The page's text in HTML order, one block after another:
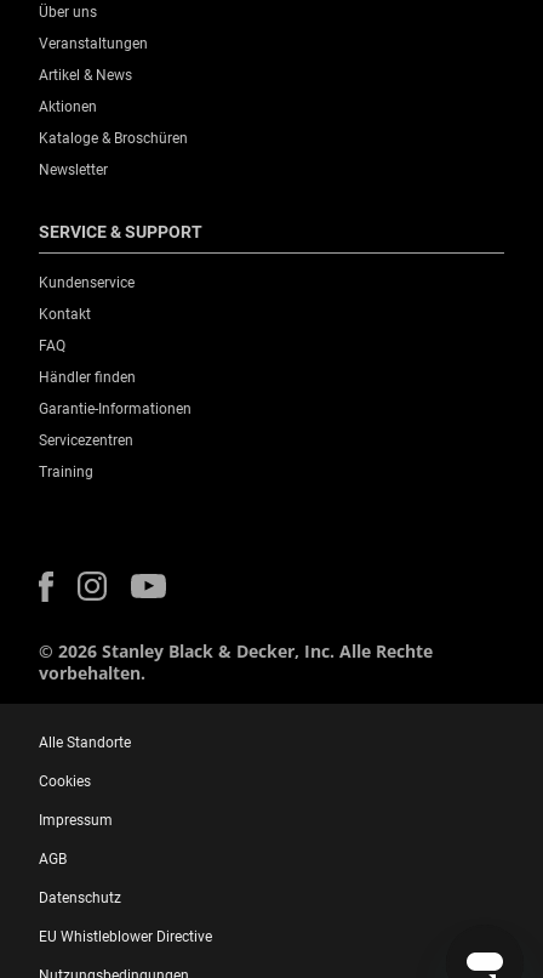
Über uns
Veranstaltungen
Artikel & News
Aktionen
Kataloge & Broschüren
Newsletter
SERVICE & SUPPORT
Kundenservice
Kontakt
FAQ
Händler finden
Garantie-Informationen
Servicezentren
Training
© 2026 Stanley Black & Decker, Inc. Alle Rechte
vorbehalten.
Alle Standorte
Cookies
Impressum
AGB
Datenschutz
EU Whistleblower Directive